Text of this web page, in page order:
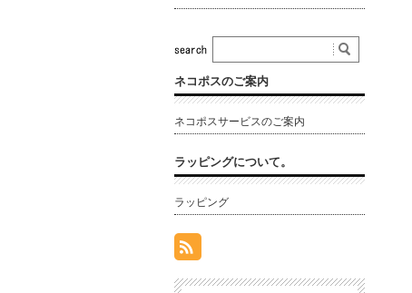
ネコポスのご案内
ネコポスサービスのご案内
ラッピングについて。
ラッピング